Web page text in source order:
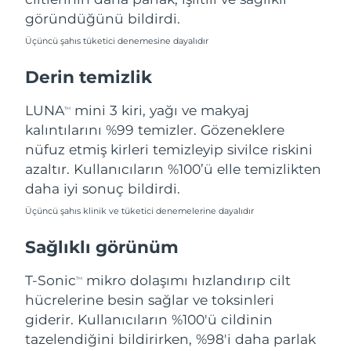
göründüğünü bildirdi.
Üçüncü şahıs tüketici denemesine dayalıdır
Derin temizlik
LUNATM
mini 3 kiri, yağı ve makyaj
kalıntılarını %99 temizler. Gözeneklere
nüfuz etmiş kirleri temizleyip sivilce riskini
azaltır. Kullanıcıların %100’ü elle temizlikten
daha iyi sonuç bildirdi.
Üçüncü şahıs klinik ve tüketici denemelerine dayalıdır
Sağlıklı görünüm
T-SonicTM
mikro dolaşımı hızlandırıp cilt
hücrelerine besin sağlar ve toksinleri
giderir. Kullanıcıların %100'ü cildinin
tazelendiğini bildirirken, %98'i daha parlak
Filipinler
Porto Riko Tahmini teslim tarihi
Katar Tahmini teslim tarihi8/11/26
Reunion
Romanya
Rusya Tahmini teslim tarihi
Suudi Arabistan
Singapur Tahmini teslim tarihi8/12/26